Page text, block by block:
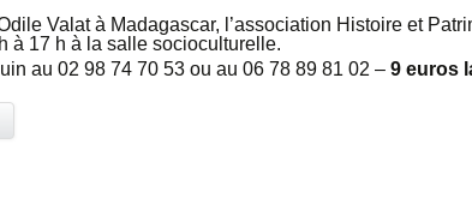
Valat à Madagascar, l’association Histoire et
à 17 h à la salle socioculturelle.
au 02 98 74 70 53 ou au 06 78 89 81 02 – 9 euros